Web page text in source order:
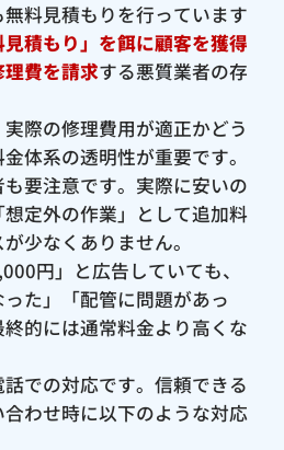
料見積もりを行っています
積もり」を餌に顧客を獲得
理費を請求する悪質業者の存
際の修理費用が適正かどう
体系の透明性が重要です。
も要注意です。実際に安いの
定外の作業」として追加料
少なくありません。
円」と広告していても、
った」「配管に問題があっ
的には通常料金より高くな
での対応です。信頼できる
わせ時に以下のような対応